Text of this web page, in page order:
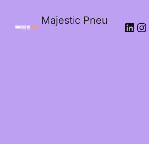
Majestic Pneu